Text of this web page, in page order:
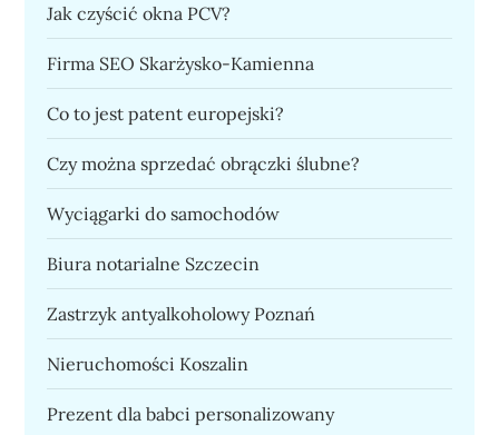
Jak czyścić okna PCV?
Firma SEO Skarżysko-Kamienna
Co to jest patent europejski?
Czy można sprzedać obrączki ślubne?
Wyciągarki do samochodów
Biura notarialne Szczecin
Zastrzyk antyalkoholowy Poznań
Nieruchomości Koszalin
Prezent dla babci personalizowany